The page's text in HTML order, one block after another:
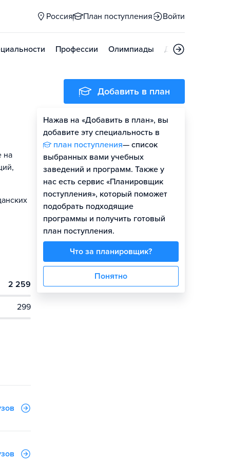
Россия План поступления Войти
Профессии Олимпиады Дни открытых
на
2 259
299
Добавить в план
Нажав на «Добавить в план», вы
добавите эту специальность в
план поступления— список
выбранных вами учебных
заведений и программ. Также у
нас есть сервис «Планировщик
поступления», который поможет
подобрать подходящие
программы и получить готовый
план поступления.
Что за планировщик?
Понятно